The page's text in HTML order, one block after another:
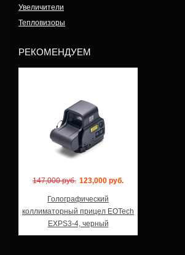
Увеличители
Тепловизоры
РЕКОМЕНДУЕМ
147,000 руб. 123,000 руб.
Голографический
коллиматорный прицел EOTech
EXPS3-4, черный